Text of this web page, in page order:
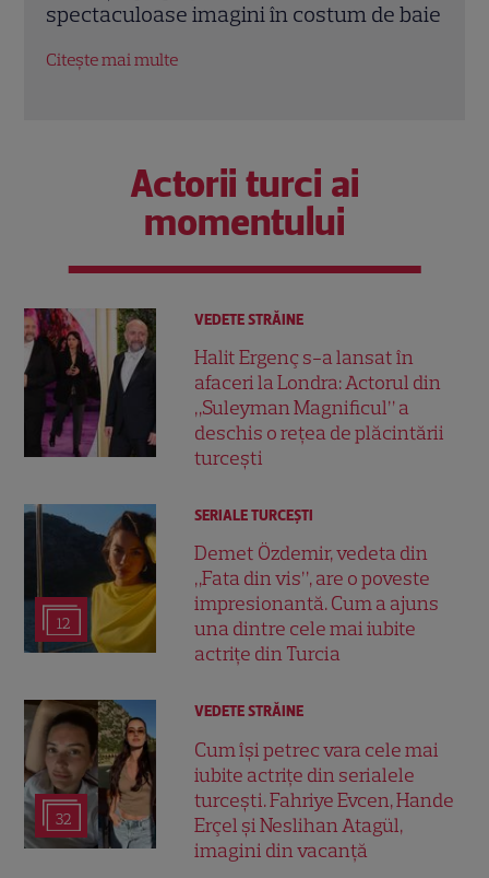
vedete TV și marea iubire alături de Felix
Actorii turci ai
momentului
VEDETE STRĂINE
Halit Ergenç s-a lansat în
afaceri la Londra: Actorul din
„Suleyman Magnificul” a
deschis o rețea de plăcintării
turcești
12
SERIALE TURCEŞTI
Demet Özdemir, vedeta din
„Fata din vis”, are o poveste
impresionantă. Cum a ajuns
una dintre cele mai iubite
actrițe din Turcia
32
VEDETE STRĂINE
Cum își petrec vara cele mai
iubite actrițe din serialele
turcești. Fahriye Evcen, Hande
Erçel și Neslihan Atagül,
imagini din vacanță